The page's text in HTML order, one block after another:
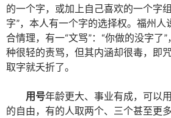
的一个字，或加上自己喜欢的一个字
字”，本人有一个字的选择权。福州
合情理，有一“文骂”：“你做的没字了
种很轻的责骂，但其内涵却很毒，即
取字就夭折了。
用号年龄更大、事业有成，可以
的自由，有的人取两个、三个甚至更